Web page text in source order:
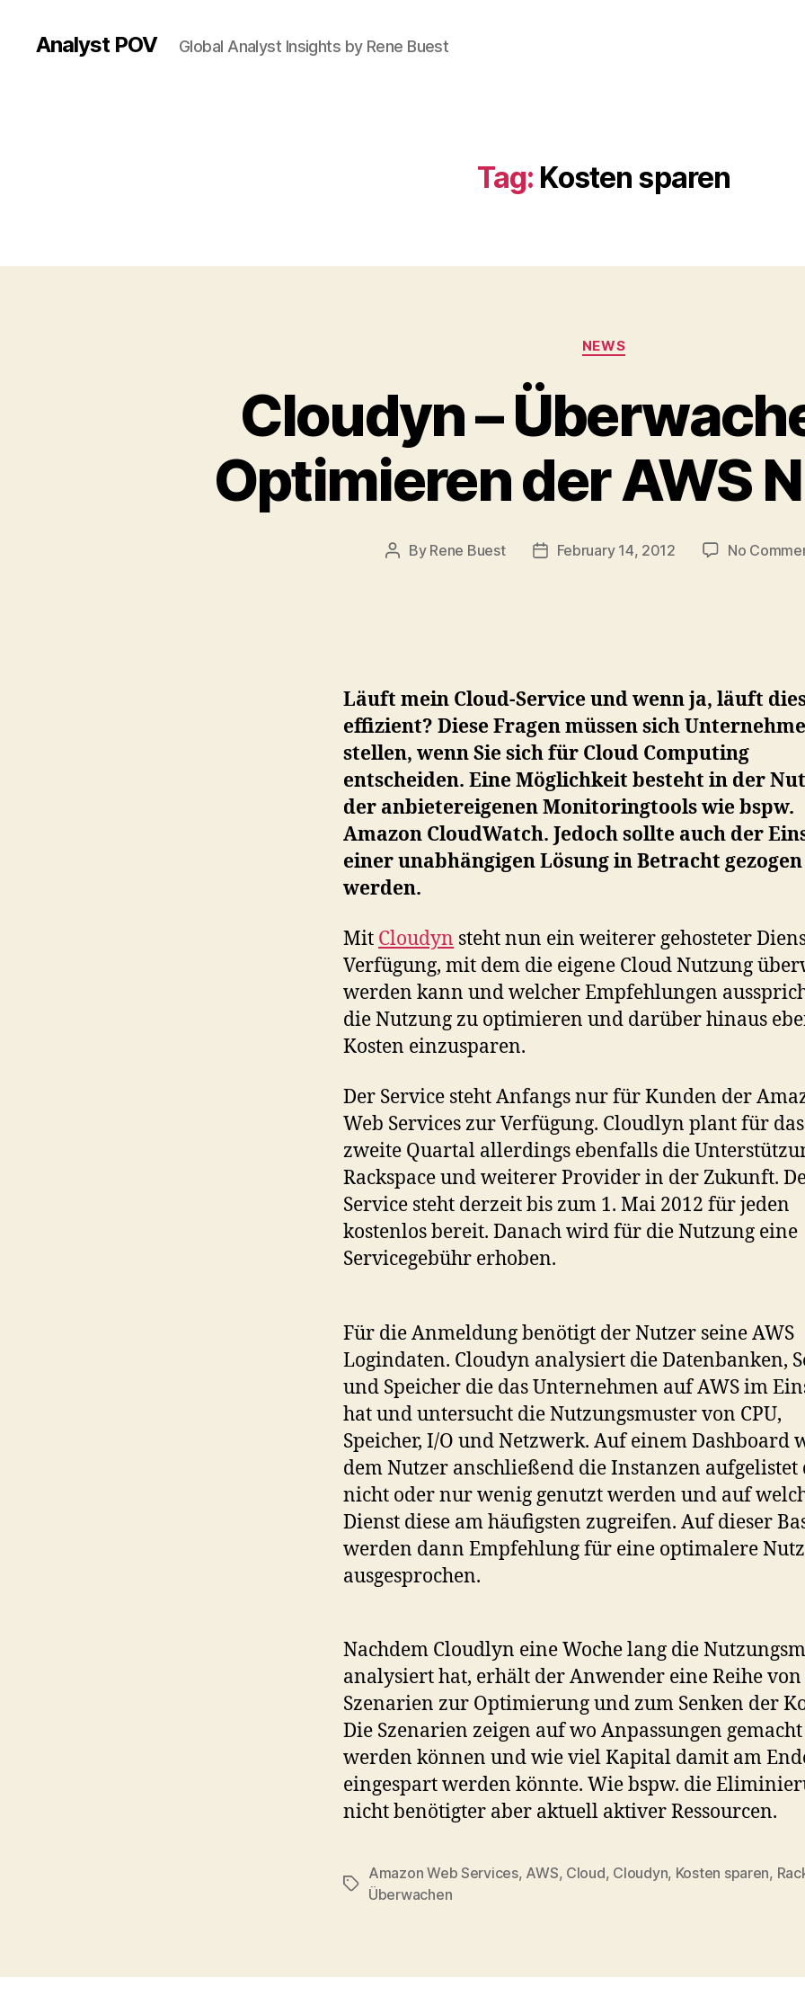
Analyst POV Global Analyst Insights by Rene Buest
Tag: Kosten sparen
Categories
NEWS
Cloudyn –
Optimieren der AWS
Post
By Rene Buest
PostFebruary 14, 2012 No
Läuft mein Cloud-Service und wenn ja, läuft
effizient? Diese Fragen müssen sich
stellen, wenn Sie sich für Cloud Computing
entscheiden. Eine Möglichkeit besteht in der
der anbietereigenen Monitoringtools wie bspw.
Amazon CloudWatch. Jedoch sollte auch der
einer unabhängigen Lösung in Betracht gezogen
werden.
Mit Cloudyn steht nun ein weiterer gehosteter
Verfügung, mit dem die eigene Cloud Nutzung
werden kann und welcher Empfehlungen
die Nutzung zu optimieren und darüber hinaus
Kosten einzusparen.
Der Service steht Anfangs nur für Kunden der
Web Services zur Verfügung. Cloudlyn plant für das
zweite Quartal allerdings ebenfalls die
Rackspace und weiterer Provider in der Zukunft.
Service steht derzeit bis zum 1. Mai 2012 für jeden
kostenlos bereit. Danach wird für die Nutzung eine
Servicegebühr erhoben.
Für die Anmeldung benötigt der Nutzer seine AWS
Logindaten. Cloudyn analysiert die Datenbanken,
und Speicher die das Unternehmen auf AWS im
hat und untersucht die Nutzungsmuster von CPU,
Speicher, I/O und Netzwerk. Auf einem Dashboard
dem Nutzer anschließend die Instanzen aufgelistet
nicht oder nur wenig genutzt werden und auf
Dienst diese am häufigsten zugreifen. Auf dieser
werden dann Empfehlung für eine optimalere
ausgesprochen.
Nachdem Cloudlyn eine Woche lang die
analysiert hat, erhält der Anwender eine Reihe von
Szenarien zur Optimierung und zum Senken der
Die Szenarien zeigen auf wo Anpassungen gemacht
werden können und wie viel Kapital damit am
eingespart werden könnte. Wie bspw. die
nicht benötigter aber aktuell aktiver Ressourcen.
Tags
Amazon Web Services, AWS, Cloud, Cloudyn, Kosten sparen,
Überwachen